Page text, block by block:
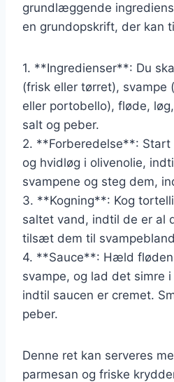
grundlæggende
en grundopskrift, der kan
1. **Ingredienser**: Du
(frisk eller tørret), svampe
eller portobello), fløde,
salt og peber.
2. **Forberedelse**: Start
og hvidløg i olivenolie,
svampene og steg dem,
3. **Kogning**: Kog
saltet vand, indtil de er al
tilsæt dem til
4. **Sauce**: Hæld
svampe, og lad det simre
indtil saucen er cremet.
peber.
Denne ret kan serveres
parmesan og friske